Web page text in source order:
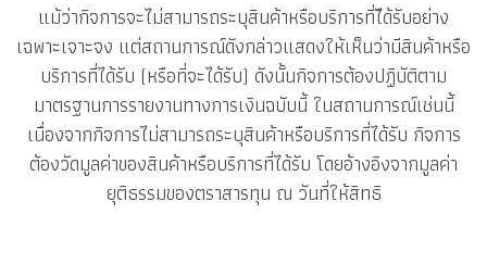
แม้ว่ากิจการจะไม่สามารถระบุสินค้าหรือบริการที่ไีด้รับอย่าง
เฉพาะเจาะจง แต่สถานการณ์ดังกล่าวแสดงให้เห็นว่ามีสินค้าหรือ
บริการที่ได้รับ (หรือที่จะได้รับ) ดังนั้นกิจการต้องปฏิบัติตาม
มาตรฐานการรายงานทางการเงินฉบับนี้ ในสถานการณ์เช่นนี้
เนื่องจากกิจการไม่สามารถระบุสินค้าหรือบริการที่ได้รับ กิจการ
ต้องวัดมูลค่าของสินค้าหรือบริการที่ได้รับ โดยอ้างอิงจากมูลค่า
ยุติธรรมของตราสารทุน ณ วันที่ให้สิทธิ